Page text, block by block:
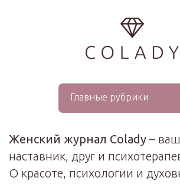
...
Главные рубрики
Женский журнал Colady –
наставник, друг и
О красоте, психологии и